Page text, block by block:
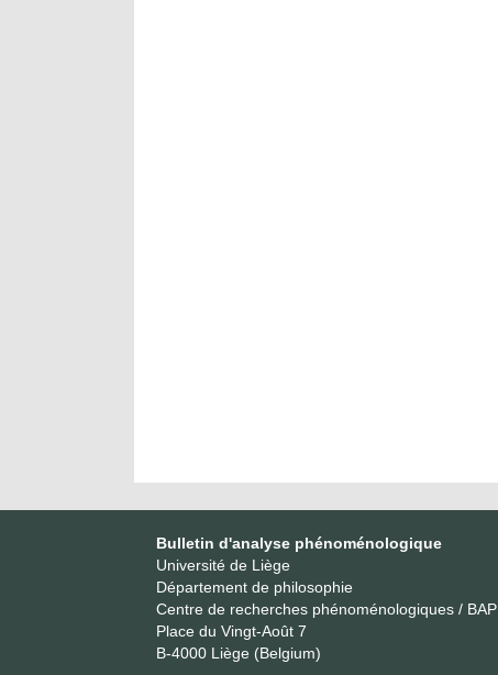
Bulletin d'analyse phénoménologique
Université de Liège
Département de philosophie
Centre de recherches phénoménologiques / BAP
Place du Vingt-Août 7
B-4000 Liège (Belgium)